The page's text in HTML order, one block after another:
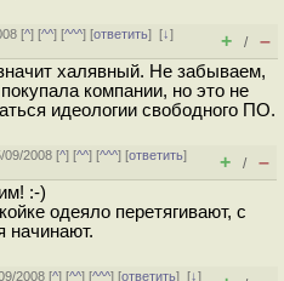
[^] [^^] [^^^] [ответить][↓]
+ / –
халявный. Не забываем,
компании, но это не
идеологии свободного ПО.
09/2008 [^] [^^] [^^^] [ответить]
+ / –
:-)
одеяло перетягивают, с
начинают.
2008 [^] [^^] [^^^] [ответить][↓]